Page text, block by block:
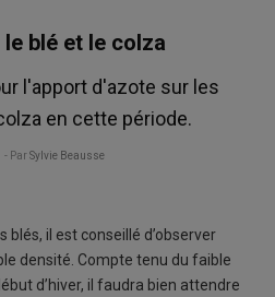
blé et le colza
l'apport d'azote sur les
en cette période.
- ParSylvie Beausse
blés, il est conseillé d’observer
densité. Compte tenu du faible
d’hiver, il faudra bien attendre